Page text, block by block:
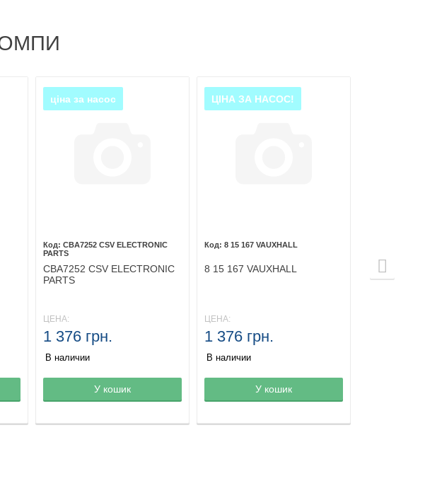
Товар в корзине
ціна за насос
CBA7252 CSV ELECTRONIC
PARTS
CBA7252 CSV ELECTRONIC
PARTS
ЦЕНА:
1 376 грн.
В наличии
У кошик Товар в корзине
ЦІНА ЗА НАСОС!
8 15 167 VAUXHALL
8 15 167 VAUXHALL
ЦЕНА:
1 376 грн.
В наличии
У кошик